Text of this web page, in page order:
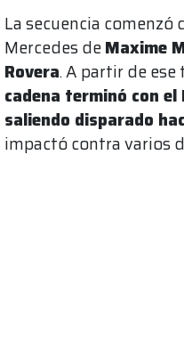
La secuencia
Mercedes deMaxime
Rovera. A partir de ese
cadena terminó con
saliendo disparado
impactó contra varios